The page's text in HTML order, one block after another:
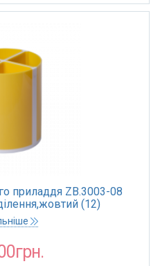
приладдя ZB.3003-08
(12)